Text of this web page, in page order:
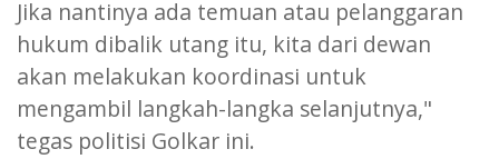
Jika nantinya ada temuan atau pelanggaran
hukum dibalik utang itu, kita dari dewan
akan melakukan koordinasi untuk
mengambil langkah-langka selanjutnya,"
tegas politisi Golkar ini.